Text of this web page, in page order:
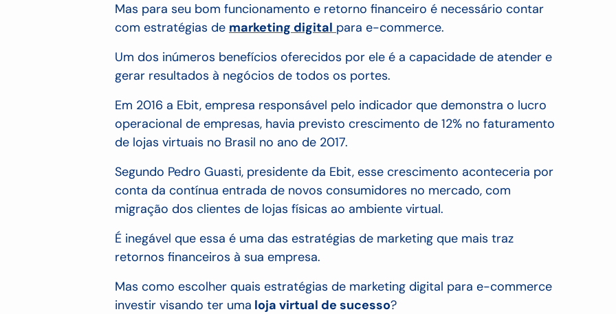
Mas para seu bom funcionamento e retorno financeiro é necessário contar
com estratégias de marketing digital para e-commerce.
Um dos inúmeros benefícios oferecidos por ele é a capacidade de atender e
gerar resultados à negócios de todos os portes.
Em 2016 a Ebit, empresa responsável pelo indicador que demonstra o lucro
operacional de empresas, havia previsto crescimento de 12% no faturamento
de lojas virtuais no Brasil no ano de 2017.
Segundo Pedro Guasti, presidente da Ebit, esse crescimento aconteceria por
conta da contínua entrada de novos consumidores no mercado, com
migração dos clientes de lojas físicas ao ambiente virtual.
É inegável que essa é uma das estratégias de marketing que mais traz
retornos financeiros à sua empresa.
Mas como escolher quais estratégias de marketing digital para e-commerce
investir visando ter uma loja virtual de sucesso?